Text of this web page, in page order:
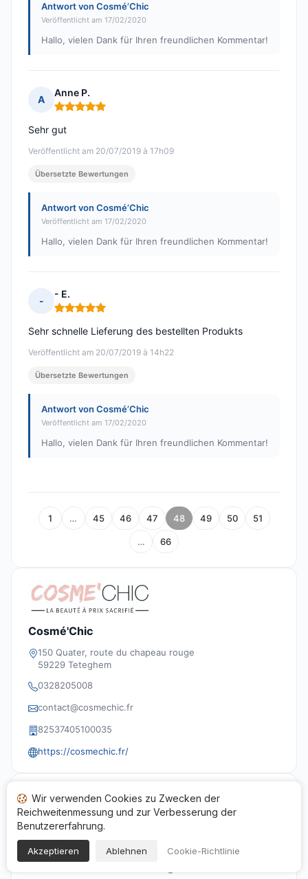
Antwort von Cosmé’Chic
Veröffentlicht am 17/02/2020
Hallo, vielen Dank für Ihren freundlichen Kommentar!
A
Anne P.
Hinweis: 5 von 5
Veröffentlicht am 20/07/2019 à 17h09
Sehr gut
Übersetzte Bewertungen
Antwort von Cosmé’Chic
Veröffentlicht am 17/02/2020
Hallo, vielen Dank für Ihren freundlichen Kommentar!
-
- E.
Hinweis: 5 von 5
Veröffentlicht am 20/07/2019 à 14h22
Sehr schnelle Lieferung des bestellten Produkts
Übersetzte Bewertungen
Antwort von Cosmé’Chic
Veröffentlicht am 17/02/2020
Hallo, vielen Dank für Ihren freundlichen Kommentar!
1 … 45 46 47 48 49 50 51
… 66
Cosmé'Chic
150 Quater, route du chapeau rouge
59229 Teteghem
0328205008
contact@cosmechic.fr
82537405100035
https://cosmechic.fr/
Konformität
Der Prozess zur Sammlung und Verwaltung der
Bewertungen der Seite
Qualitäts- und Transparenzanforderungen der
Gesellschaft für Garantierte Bewertungen und dem
Wir verwenden Cookies zu Zwecken der
Reichweitenmessung und zur Verbesserung der
Benutzererfahrung.
Akzeptieren Ablehnen Cookie-Richtlinie